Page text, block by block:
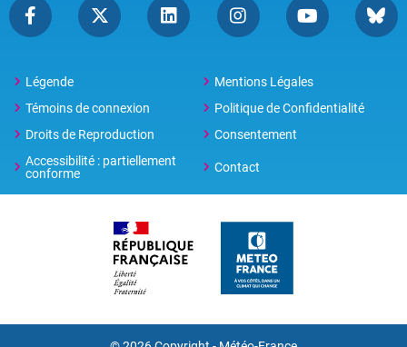
Légende
Mentions Légales
Témoins de connexion
Politique de Confidentialité
Droits de Reproduction
Consentement
Accessibilité : partiellement
conforme
Contact